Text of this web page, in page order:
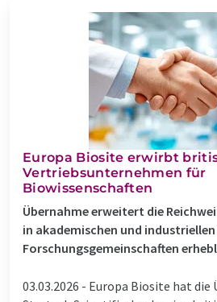
Europa Biosite erwirbt
Vertriebsunternehmen für
Biowissenschaften
Übernahme erweitert die
in akademischen und industriellen
Forschungsgemeinschaften
03.03.2026 - Europa Biosite hat die